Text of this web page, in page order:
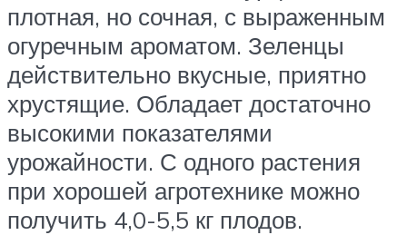
плотная, но сочная, с выраженным
огуречным ароматом. Зеленцы
действительно вкусные, приятно
хрустящие. Обладает достаточно
высокими показателями
урожайности. С одного растения
при хорошей агротехнике можно
получить 4,0-5,5 кг плодов.